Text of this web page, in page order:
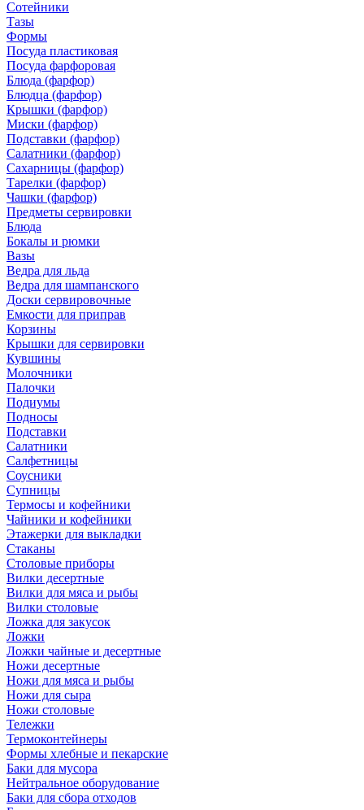
Сотейники
Тазы
Формы
Посуда пластиковая
Посуда фарфоровая
Блюда (фарфор)
Блюдца (фарфор)
Крышки (фарфор)
Миски (фарфор)
Подставки (фарфор)
Салатники (фарфор)
Сахарницы (фарфор)
Тарелки (фарфор)
Чашки (фарфор)
Предметы сервировки
Блюда
Бокалы и рюмки
Вазы
Ведра для льда
Ведра для шампанского
Доски сервировочные
Емкости для приправ
Корзины
Крышки для сервировки
Кувшины
Молочники
Палочки
Подиумы
Подносы
Подставки
Салатники
Салфетницы
Соусники
Супницы
Термосы и кофейники
Чайники и кофейники
Этажерки для выкладки
Стаканы
Столовые приборы
Вилки десертные
Вилки для мяса и рыбы
Вилки столовые
Ложка для закусок
Ложки
Ложки чайные и десертные
Ножи десертные
Ножи для мяса и рыбы
Ножи для сыра
Ножи столовые
Тележки
Термоконтейнеры
Формы хлебные и пекарские
Баки для мусора
Нейтральное оборудование
Баки для сбора отходов